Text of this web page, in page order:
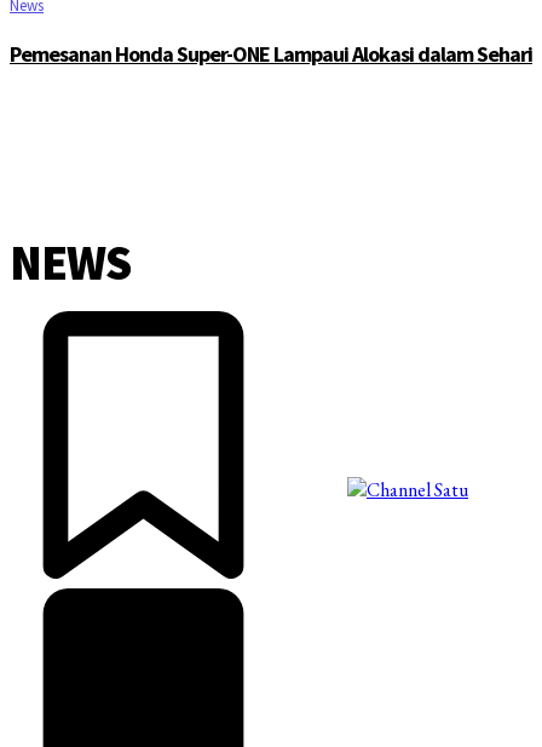
News
Pemesanan Honda Super-ONE Lampaui Alokasi dalam Sehari
NEWS